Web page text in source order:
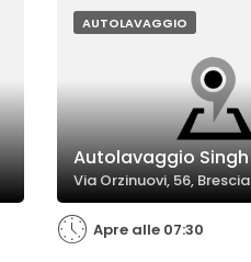
AUTOLAVAGGIO
Autolavaggio Singh
Via Orzinuovi, 56, Brescia
Apre alle 07:30